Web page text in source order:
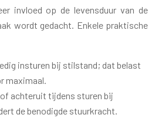
invloed op de levensduur van de
wordt gedacht. Enkele praktische
insturen bij stilstand; dat belast
maximaal.
achteruit tijdens sturen bij
de benodigde stuurkracht.